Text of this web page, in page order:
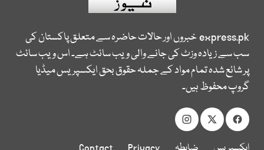
express.pkخبروں اور حالات حاضرہ سے متعلق پاکستان کی
سب سے زیادہ وزٹ کی جانے والی ویب سائٹ ہے۔ اس ویب سائٹ
پر شائع شدہ تمام مواد کے جملہ حقوق بحق ایکسپریس میڈیا
گروپ محفوظ ہیں۔